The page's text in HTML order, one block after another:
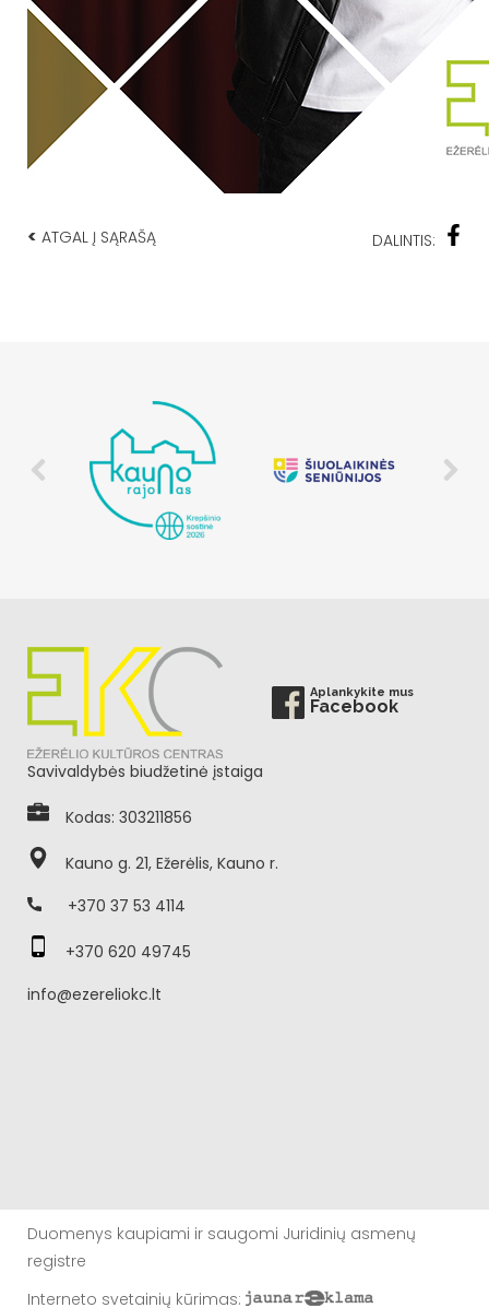
< ATGAL Į SĄRAŠĄ DALINTIS:
Aplankykite mus
Facebook
Savivaldybės biudžetinė įstaiga
Kodas: 303211856
Kauno g. 21, Ežerėlis, Kauno r.
+370 37 53 4114
+370 620 49745
info@ezereliokc.lt
Duomenys kaupiami ir saugomi Juridinių asmenų
registre
Interneto svetainių kūrimas: